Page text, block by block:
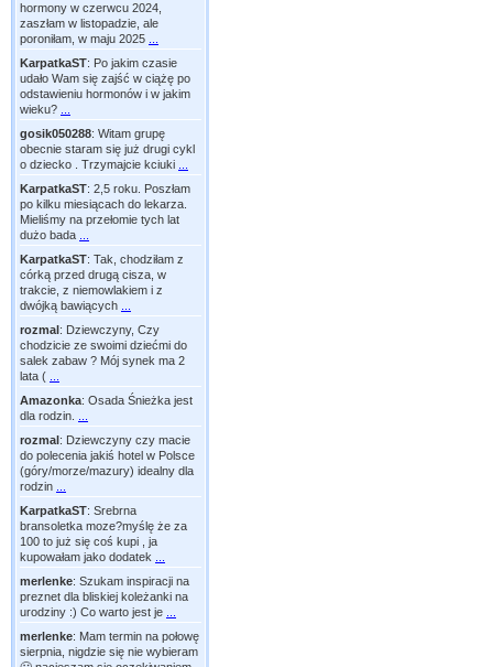
hormony w czerwcu 2024,
zaszłam w listopadzie, ale
poroniłam, w maju 2025
KarpatkaST: Po jakim czasie
udało Wam się zajść w ciążę po
odstawieniu hormonów i w jakim
wieku?
gosik050288: Witam grupę
obecnie staram się już drugi cykl
o dziecko . Trzymajcie kciuki
KarpatkaST: 2,5 roku. Poszłam
po kilku miesiącach do lekarza.
Mieliśmy na przełomie tych lat
dużo bada
KarpatkaST: Tak, chodziłam z
córką przed drugą cisza, w
trakcie, z niemowlakiem i z
dwójką bawiących
rozmal: Dziewczyny, Czy
chodzicie ze swoimi dziećmi do
salek zabaw ? Mój synek ma 2
lata (
Amazonka: Osada Śnieżka jest
dla rodzin.
rozmal: Dziewczyny czy macie
do polecenia jakiś hotel w Polsce
(góry/morze/mazury) idealny dla
rodzin
KarpatkaST: Srebrna
bransoletka moze?myślę że za
100 to już się coś kupi , ja
kupowałam jako dodatek
merlenke: Szukam inspiracji na
preznet dla bliskiej koleżanki na
urodziny :) Co warto jest je
merlenke: Mam termin na połowę
sierpnia, nigdzie się nie wybieram